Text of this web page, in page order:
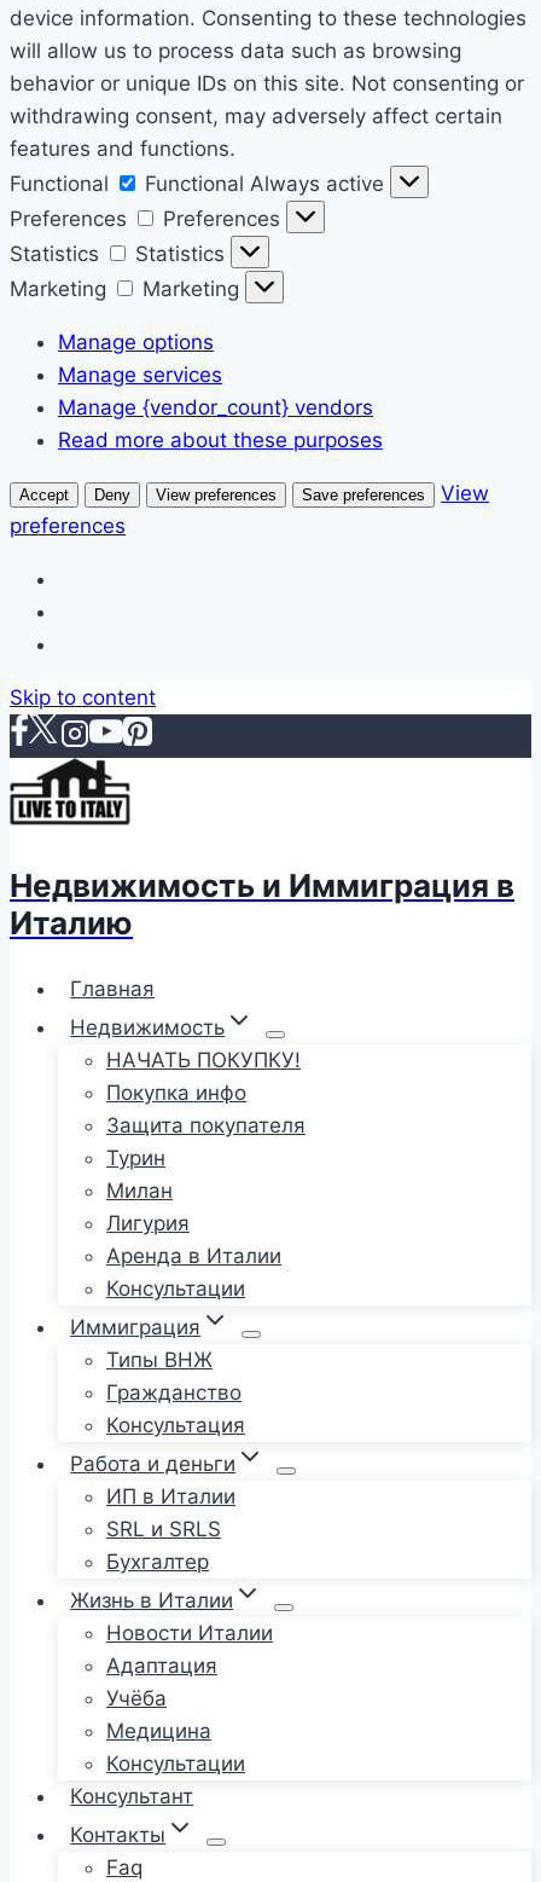
device information. Consenting to these technologies
will allow us to process data such as browsing
behavior or unique IDs on this site. Not consenting or
withdrawing consent, may adversely affect certain
features and functions.
Functional
Functional Always active
Preferences
Preferences
Statistics
Statistics
Marketing
Marketing
Manage options
Manage services
Manage {vendor_count} vendors
Read more about these purposes
Accept Deny View preferences Save preferences
View
preferences
Skip to content
Недвижимость и Иммиграция в
Италию
Главная
Недвижимость
НАЧАТЬ ПОКУПКУ!
Покупка инфо
Защита покупателя
Турин
Милан
Лигурия
Аренда в Италии
Консультации
Иммиграция
Типы ВНЖ
Гражданство
Консультация
Работа и деньги
ИП в Италии
SRL и SRLS
Бухгалтер
Жизнь в Италии
Новости Италии
Адаптация
Учёба
Медицина
Консультации
Консультант
Контакты
Faq